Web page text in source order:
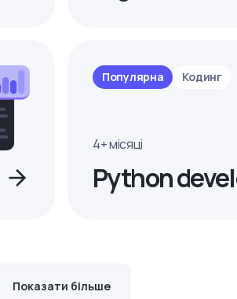
Популярна Кодинг
4+ місяці
Python
Показати більше